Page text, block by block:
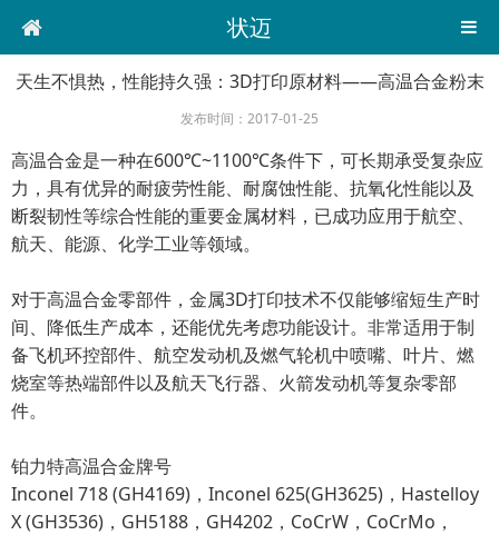
状迈
天生不惧热，性能持久强：3D打印原材料——高温合金粉末
发布时间：2017-01-25
高温合金是一种在600℃~1100℃条件下，可长期承受复杂应
力，具有优异的耐疲劳性能、耐腐蚀性能、抗氧化性能以及
断裂韧性等综合性能的重要金属材料，已成功应用于航空、
航天、能源、化学工业等领域。
对于高温合金零部件，金属3D打印技术不仅能够缩短生产时
间、降低生产成本，还能优先考虑功能设计。非常适用于制
备飞机环控部件、航空发动机及燃气轮机中喷嘴、叶片、燃
烧室等热端部件以及航天飞行器、火箭发动机等复杂零部
件。
铂力特高温合金牌号
Inconel 718 (GH4169)，Inconel 625(GH3625)，Hastelloy
X (GH3536)，GH5188，GH4202，CoCrW，CoCrMo，